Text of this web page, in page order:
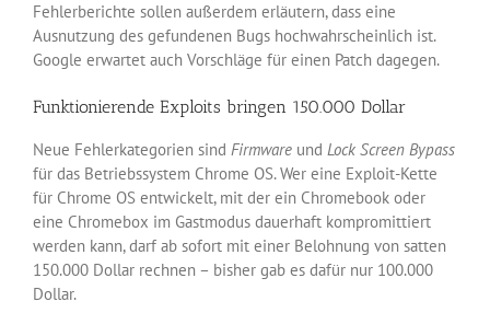
Fehlerberichte sollen außerdem erläutern, dass eine
Ausnutzung des gefundenen Bugs hochwahrscheinlich ist.
Google erwartet auch Vorschläge für einen Patch dagegen.
Funktionierende Exploits bringen 150.000 Dollar
Neue Fehlerkategorien sind Firmware und Lock Screen Bypass
für das Betriebssystem Chrome OS. Wer eine Exploit-Kette
für Chrome OS entwickelt, mit der ein Chromebook oder
eine Chromebox im Gastmodus dauerhaft kompromittiert
werden kann, darf ab sofort mit einer Belohnung von satten
150.000 Dollar rechnen – bisher gab es dafür nur 100.000
Dollar.